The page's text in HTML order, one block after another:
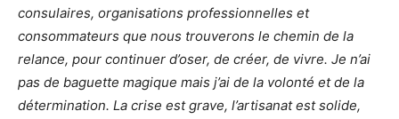
consulaires, organisations professionnelles et
consommateurs que nous trouverons le chemin de la
relance, pour continuer d’oser, de créer, de vivre. Je n’ai
pas de baguette magique mais j’ai de la volonté et de la
détermination. La crise est grave, l’artisanat est solide,